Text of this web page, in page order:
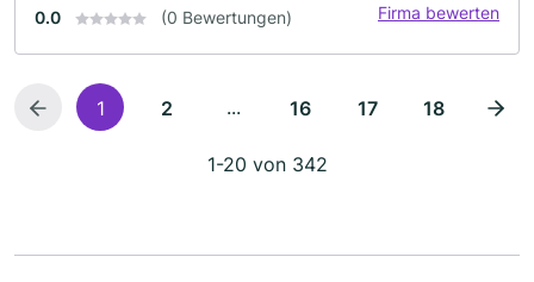
0.0 (0 Bewertungen) Firma bewerten
1 2 ... 16 17 18
1-20 von 342